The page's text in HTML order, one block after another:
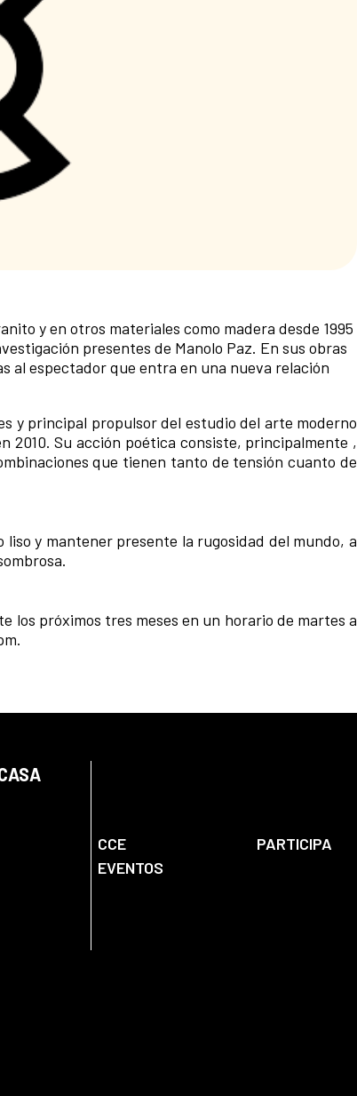
y en otros materiales como madera desde 1995
presentes de Manolo Paz. En sus obras
al espectador que entra en una nueva relación
y principal propulsor del estudio del arte moderno
2010. Su acción poética consiste, principalmente ,
que tienen tanto de tensión cuanto de
y mantener presente la rugosidad del mundo, a
los próximos tres meses en un horario de martes a
CCE PARTICIPA
EVENTOS